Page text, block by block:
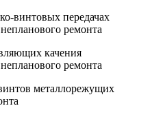
винтовых передачах
ремонта
качения
ремонта
металлорежущих